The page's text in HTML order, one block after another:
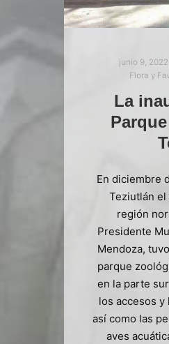
junio 9, 2022
Flora y
La
En diciembre
Teziutlán
región
Presidente
Mendoza,
parque
en la parte
los accesos y
así como las
aves